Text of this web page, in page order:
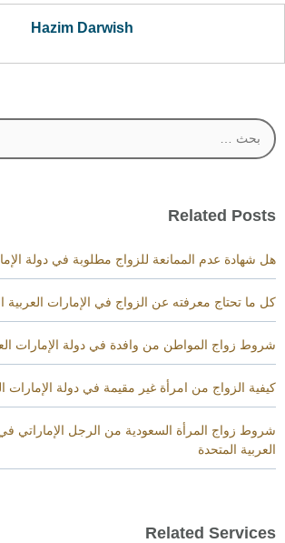
Hazim Darwish
البحث
عن:
Related Posts
هل شهادة عدم الممانعة للزواج مطلوبة في دولة
كل ما تحتاج معرفته عن الزواج في الإمارات العربية
شروط زواج المواطن من وافدة في دولة الإمارات
كيفية الزواج من امرأة غير مقيمة في دولة الإمارات
شروط زواج المرأة السعودية من الرجل الإماراتي في
العربية المتحدة
Related Services